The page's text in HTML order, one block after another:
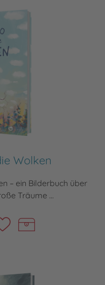
Wolken
– ein Bilderbuch über
Träume ...